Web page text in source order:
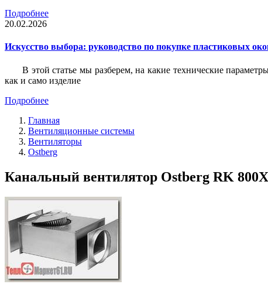
Подробнее
20.02.2026
Искусство выбора: руководство по покупке пластиковых
В этой статье мы разберем, на какие технические
как и само изделие
Подробнее
Главная
Вентиляционные системы
Вентиляторы
Ostberg
Канальный вентилятор Ostberg RK